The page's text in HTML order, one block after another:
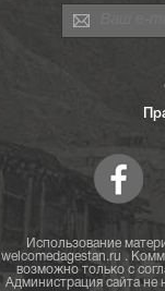
Использование
welcomedagestan.ru .
возможно только с
Администрация сайта не